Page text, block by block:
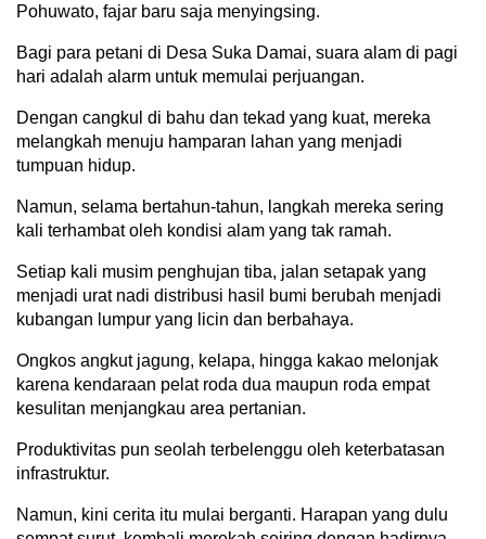
Pohuwato, fajar baru saja menyingsing.
Bagi para petani di Desa Suka Damai, suara alam di pagi
hari adalah alarm untuk memulai perjuangan.
Dengan cangkul di bahu dan tekad yang kuat, mereka
melangkah menuju hamparan lahan yang menjadi
tumpuan hidup.
Namun, selama bertahun-tahun, langkah mereka sering
kali terhambat oleh kondisi alam yang tak ramah.
Setiap kali musim penghujan tiba, jalan setapak yang
menjadi urat nadi distribusi hasil bumi berubah menjadi
kubangan lumpur yang licin dan berbahaya.
Ongkos angkut jagung, kelapa, hingga kakao melonjak
karena kendaraan pelat roda dua maupun roda empat
kesulitan menjangkau area pertanian.
Produktivitas pun seolah terbelenggu oleh keterbatasan
infrastruktur.
Namun, kini cerita itu mulai berganti. Harapan yang dulu